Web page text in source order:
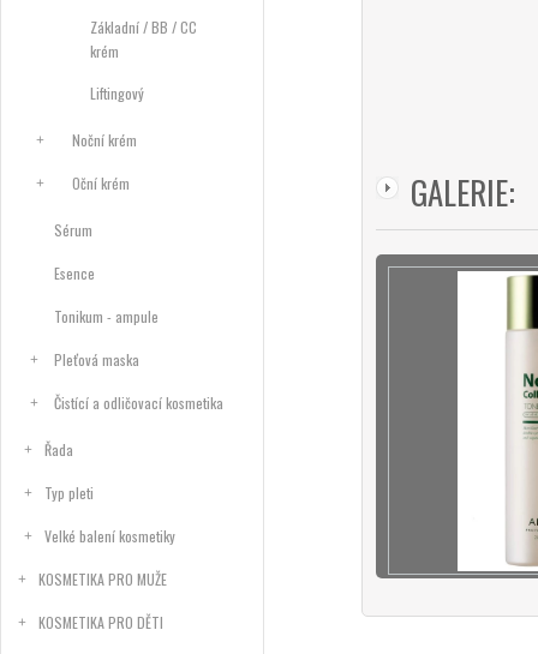
Základní / BB / CC
krém
Liftingový
Noční krém
Oční krém
Sérum
Esence
Tonikum - ampule
Pleťová maska
Čistící a odličovací kosmetika
Řada
Typ pleti
Velké balení kosmetiky
KOSMETIKA PRO MUŽE
KOSMETIKA PRO DĚTI
GALERIE: